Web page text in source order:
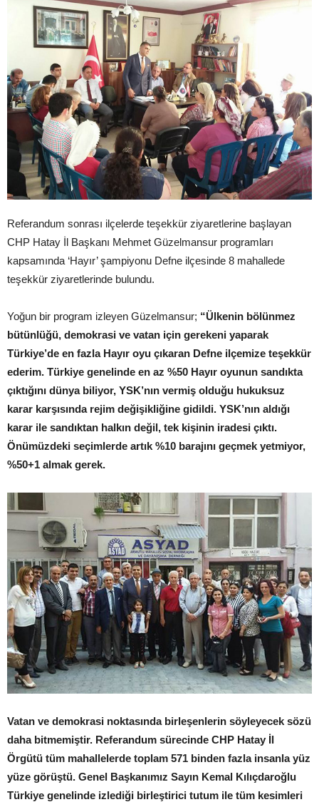
Referandum sonrası ilçelerde teşekkür ziyaretlerine başlayan
CHP Hatay İl Başkanı Mehmet Güzelmansur programları
kapsamında ‘Hayır’ şampiyonu Defne ilçesinde 8 mahallede
teşekkür ziyaretlerinde bulundu.
Yoğun bir program izleyen Güzelmansur; “Ülkenin bölünmez
bütünlüğü, demokrasi ve vatan için gerekeni yaparak
Türkiye’de en fazla Hayır oyu çıkaran Defne ilçemize teşekkür
ederim. Türkiye genelinde en az %50 Hayır oyunun sandıkta
çıktığını dünya biliyor, YSK’nın vermiş olduğu hukuksuz
karar karşısında rejim değişikliğine gidildi. YSK’nın aldığı
karar ile sandıktan halkın değil, tek kişinin iradesi çıktı.
Önümüzdeki seçimlerde artık %10 barajını geçmek yetmiyor,
%50+1 almak gerek.
Vatan ve demokrasi noktasında birleşenlerin söyleyecek sözü
daha bitmemiştir. Referandum sürecinde CHP Hatay İl
Örgütü tüm mahallelerde toplam 571 binden fazla insanla yüz
yüze görüştü. Genel Başkanımız Sayın Kemal Kılıçdaroğlu
Türkiye genelinde izlediği birleştirici tutum ile tüm kesimleri